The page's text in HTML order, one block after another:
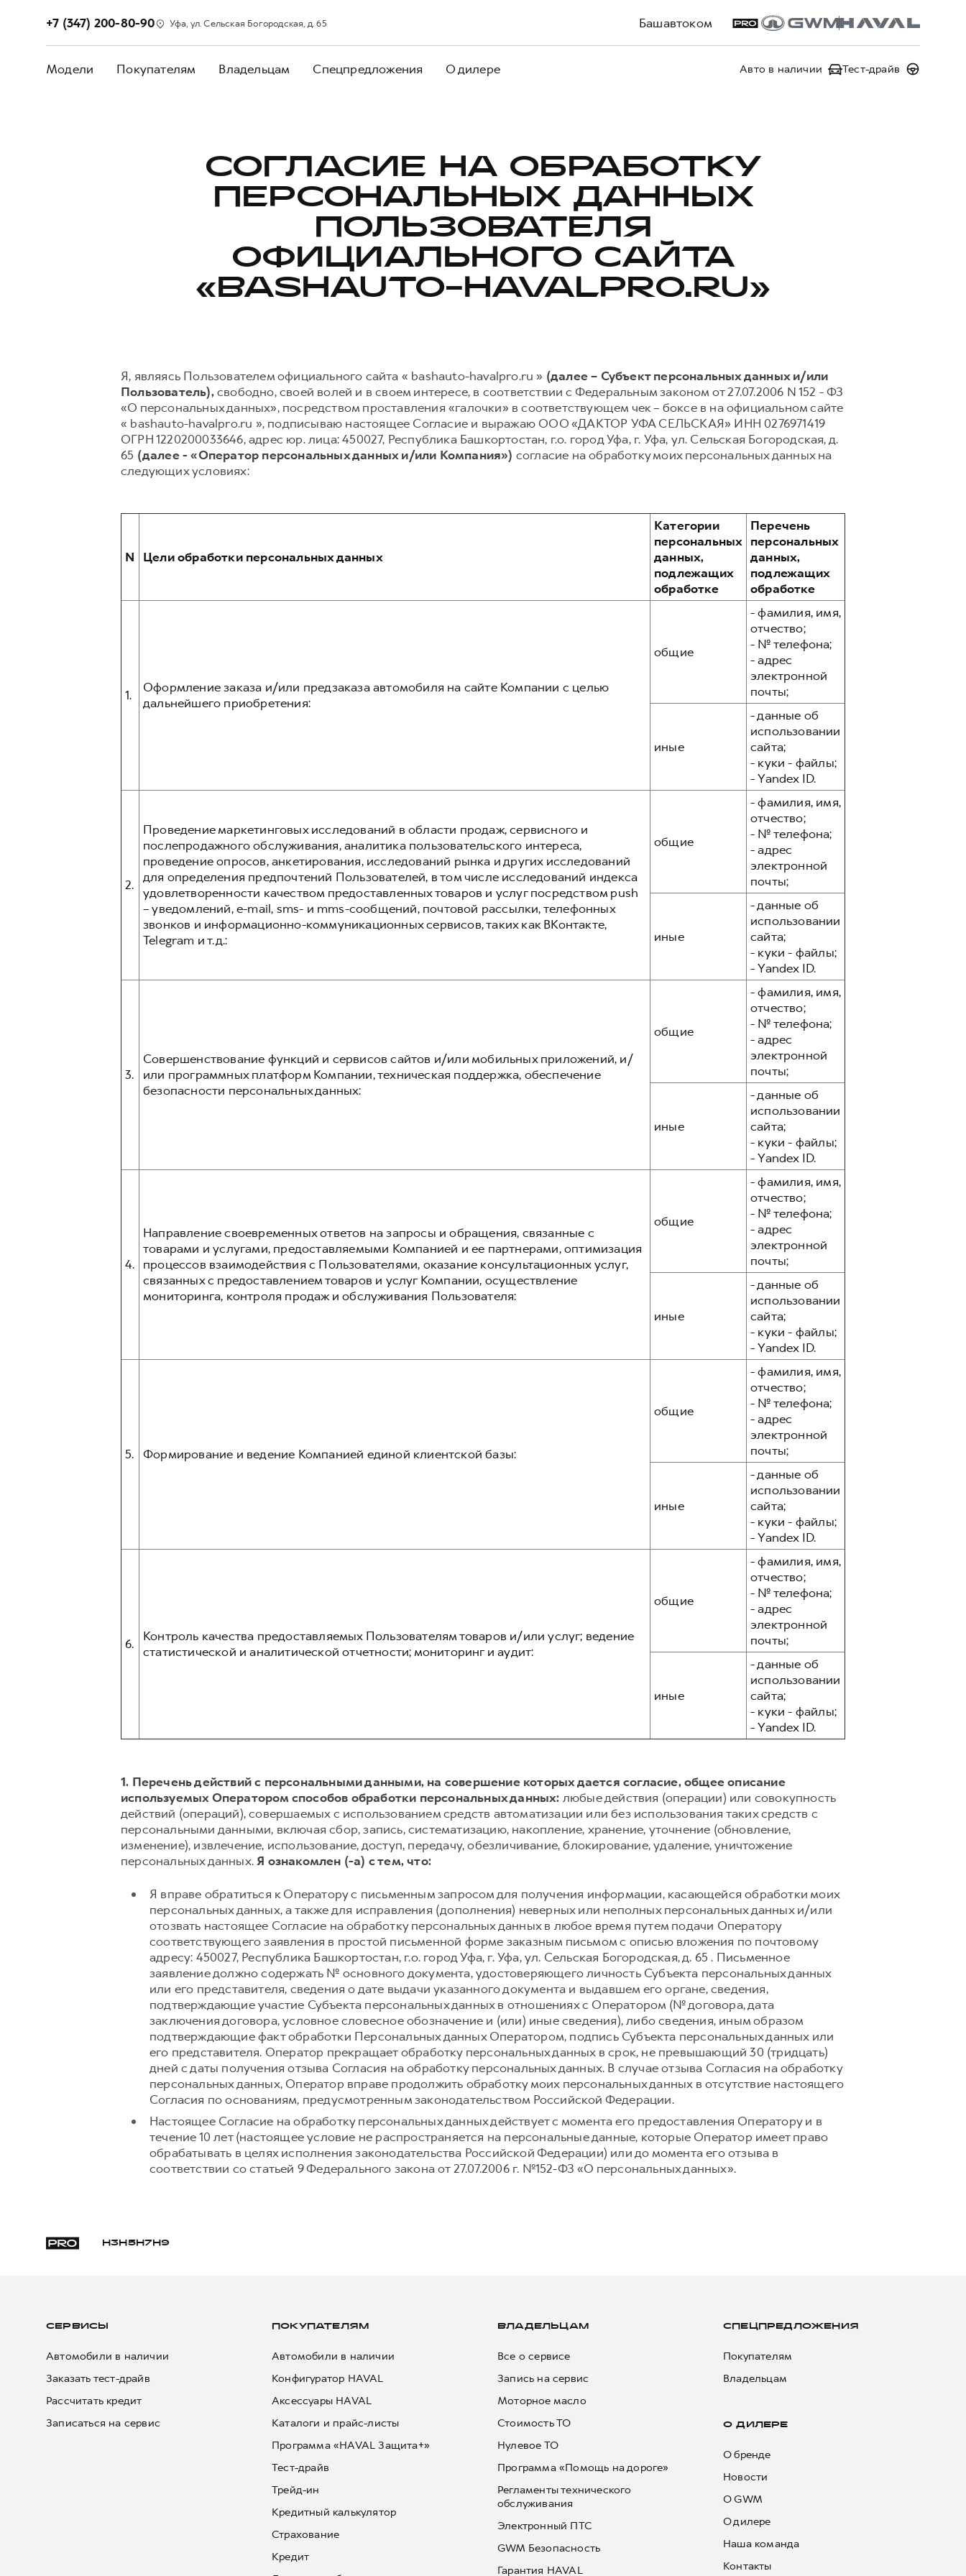
Башавтоком
+7 (347) 200-80-90 Уфа, ул. Сельская Богородская, д. 65
Модели Покупателям Владельцам Спецпредложения О дилере Авто в наличии Тест-драйв
СОГЛАСИЕ НА ОБРАБОТКУ
ПЕРСОНАЛЬНЫХ ДАННЫХ
ПОЛЬЗОВАТЕЛЯ
ОФИЦИАЛЬНОГО САЙТА
«BASHAUTO-HAVALPRO.RU»
Я, являясь Пользователем официального сайта « bashauto-havalpro.ru » (далее – Субъект персональных данных и/или
Пользователь),свободно, своей волей и в своем интересе, в соответствии с Федеральным законом от 27.07.2006 N 152 - ФЗ
«О персональных данных», посредством проставления «галочки» в соответствующем чек – боксе в на официальном сайте
« bashauto-havalpro.ru », подписываю настоящее Согласие и выражаю ООО «ДАКТОР УФА СЕЛЬСКАЯ» ИНН 0276971419
ОГРН 1220200033646, адрес юр. лица: 450027, Республика Башкортостан, г.о. город Уфа, г. Уфа, ул. Сельская Богородская, д.
65 (далее - «Оператор персональных данных и/или Компания») согласие на обработку моих персональных данных на
следующих условиях:
N Цели обработки персональных данных
Категории
персональных
данных,
подлежащих
обработке
Перечень
персональных
данных,
подлежащих
обработке
1.
Оформление заказа и/или предзаказа автомобиля на сайте Компании с целью
дальнейшего приобретения:
общие
- фамилия, имя,
отчество;
- № телефона;
- адрес
электронной
почты;
иные
- данные об
использовании
сайта;
- куки - файлы;
- Yandex ID.
2.
Проведение маркетинговых исследований в области продаж, сервисного и
послепродажного обслуживания, аналитика пользовательского интереса,
проведение опросов, анкетирования, исследований рынка и других исследований
для определения предпочтений Пользователей, в том числе исследований индекса
удовлетворенности качеством предоставленных товаров и услуг посредством push
– уведомлений, e-mail, sms- и mms-сообщений, почтовой рассылки, телефонных
звонков и информационно-коммуникационных сервисов, таких как ВКонтакте,
Telegram и т.д.:
общие
- фамилия, имя,
отчество;
- № телефона;
- адрес
электронной
почты;
иные
- данные об
использовании
сайта;
- куки - файлы;
- Yandex ID.
3.
Совершенствование функций и сервисов сайтов и/или мобильных приложений, и/
или программных платформ Компании, техническая поддержка, обеспечение
безопасности персональных данных:
общие
- фамилия, имя,
отчество;
- № телефона;
- адрес
электронной
почты;
иные
- данные об
использовании
сайта;
- куки - файлы;
- Yandex ID.
4.
Направление своевременных ответов на запросы и обращения, связанные с
товарами и услугами, предоставляемыми Компанией и ее партнерами, оптимизация
процессов взаимодействия с Пользователями, оказание консультационных услуг,
связанных с предоставлением товаров и услуг Компании, осуществление
мониторинга, контроля продаж и обслуживания Пользователя:
общие
- фамилия, имя,
отчество;
- № телефона;
- адрес
электронной
почты;
иные
- данные об
использовании
сайта;
- куки - файлы;
- Yandex ID.
5. Формирование и ведение Компанией единой клиентской базы:
общие
- фамилия, имя,
отчество;
- № телефона;
- адрес
электронной
почты;
иные
- данные об
использовании
сайта;
- куки - файлы;
- Yandex ID.
6.
Контроль качества предоставляемых Пользователям товаров и/или услуг; ведение
статистической и аналитической отчетности; мониторинг и аудит:
общие
- фамилия, имя,
отчество;
- № телефона;
- адрес
электронной
почты;
иные
- данные об
использовании
сайта;
- куки - файлы;
- Yandex ID.
1. Перечень действий с персональными данными, на совершение которых дается согласие, общее описание
используемых Оператором способов обработки персональных данных: любые действия (операции) или совокупность
действий (операций), совершаемых с использованием средств автоматизации или без использования таких средств с
персональными данными, включая сбор, запись, систематизацию, накопление, хранение, уточнение (обновление,
изменение), извлечение, использование, доступ, передачу, обезличивание, блокирование, удаление, уничтожение
персональных данных.Я ознакомлен (-а) с тем, что:
Я вправе обратиться к Оператору с письменным запросом для получения информации, касающейся обработки моих
персональных данных, а также для исправления (дополнения) неверных или неполных персональных данных и/или
отозвать настоящее Согласие на обработку персональных данных в любое время путем подачи Оператору
соответствующего заявления в простой письменной форме заказным письмом с описью вложения по почтовому
адресу: 450027, Республика Башкортостан, г.о. город Уфа, г. Уфа, ул. Сельская Богородская, д. 65 . Письменное
заявление должно содержать № основного документа, удостоверяющего личность Субъекта персональных данных
или его представителя, сведения о дате выдачи указанного документа и выдавшем его органе, сведения,
подтверждающие участие Субъекта персональных данных в отношениях с Оператором (№ договора, дата
заключения договора, условное словесное обозначение и (или) иные сведения), либо сведения, иным образом
подтверждающие факт обработки Персональных данных Оператором, подпись Субъекта персональных данных или
его представителя. Оператор прекращает обработку персональных данных в срок, не превышающий 30 (тридцать)
дней с даты получения отзыва Согласия на обработку персональных данных. В случае отзыва Согласия на обработку
персональных данных, Оператор вправе продолжить обработку моих персональных данных в отсутствие настоящего
Согласия по основаниям, предусмотренным законодательством Российской Федерации.
Настоящее Согласие на обработку персональных данных действует с момента его предоставления Оператору и в
течение 10 лет (настоящее условие не распространяется на персональные данные, которые Оператор имеет право
обрабатывать в целях исполнения законодательства Российской Федерации) или до момента его отзыва в
соответствии со статьей 9 Федерального закона от 27.07.2006 г. №152-ФЗ «О персональных данных».
H3 H5H7 H9
СЕРВИСЫ
Автомобили в наличии
Заказать тест-драйв
Рассчитать кредит
Записаться на сервис
ПОКУПАТЕЛЯМ
Автомобили в наличии
Конфигуратор HAVAL
Аксессуары HAVAL
Каталоги и прайс-листы
Программа «HAVAL Защита+»
Тест-драйв
Трейд-ин
Кредитный калькулятор
Страхование
Кредит
ВЛАДЕЛЬЦАМ
Все о сервисе
Запись на сервис
Моторное масло
Стоимость ТО
Нулевое ТО
Программа «Помощь на дороге»
Регламенты технического
обслуживания
Электронный ПТС
GWM Безопасность
Гарантия HAVAL
СПЕЦПРЕДЛОЖЕНИЯ
Покупателям
Владельцам
О ДИЛЕРЕ
О бренде
Новости
О GWM
О дилере
Наша команда
Контакты